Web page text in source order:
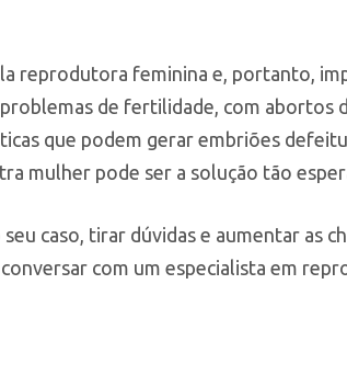
reprodutora feminina e, portanto,
problemas de fertilidade, com
que podem gerar embriões
mulher pode ser a solução tão
caso, tirar dúvidas e aumentar as
com um especialista em